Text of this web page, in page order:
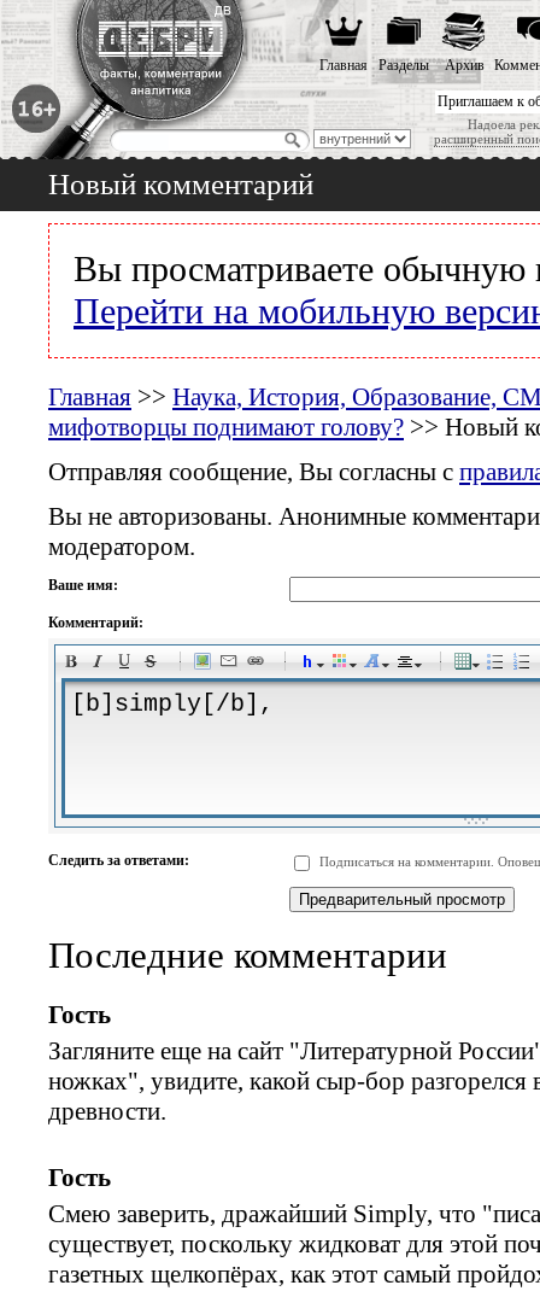
Приглашаем к
Надоела
расширенный
Главная Разделы Архив
Новый комментарий
Вы просматриваете обычную
Перейти на мобильную
Главная >> Наука, История, Образование,
мифотворцы поднимают голову? >> Новый
Отправляя сообщение, Вы согласны с
Вы не авторизованы. Анонимные
модератором.
Ваше имя:
Комментарий:
-
-
-
-
-
-
-
-
-
-
-
-
-
-
-
Следить за ответами: Подписаться на комментарии.
Последние комментарии
Гость
Загляните еще на сайт "Литературной
ножках", увидите, какой сыр-бор
древности.
Гость
Смею заверить, дражайший Simply, что
существует, поскольку жидковат для этой
газетных щелкопёрах, как этот самый